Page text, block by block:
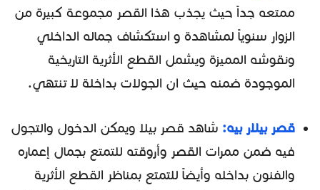
ممتعه جداً حيث يجذب هذا القصر مجموعة كبيرة من
الزوار سنوياً لمشاهدة و استكشاف جماله الداخلي
ونقوشه المميزة ويشمل القطع الأثرية التاريخية
الموجودة ضمنه حيث ان الجولات بداخلة لا تنتهي.
قصر بيلار بيه: شاهد قصر بيلا ويمكن الدخول والتجول
فيه ضمن ممرات القصر وأروقته للتمتع بجمال إعماره
والفنون بداخله وأيضاً للتمتع بمناظر القطع الأثرية